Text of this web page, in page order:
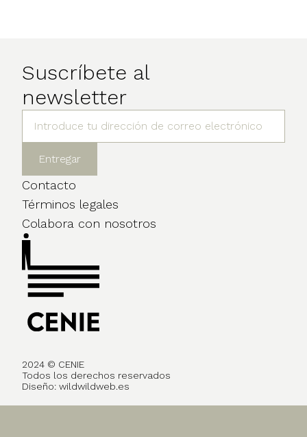
Suscríbete al
newsletter
Contacto
Términos legales
Colabora con nosotros
2024 © CENIE
Todos los derechos reservados
Diseño: wildwildweb.es